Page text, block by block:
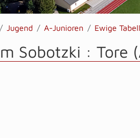
Jugend A-Junioren Ewige
Sobotzki : Tore